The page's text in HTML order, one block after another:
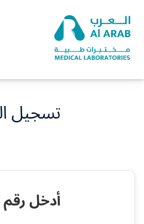
تسجيل
أدخل